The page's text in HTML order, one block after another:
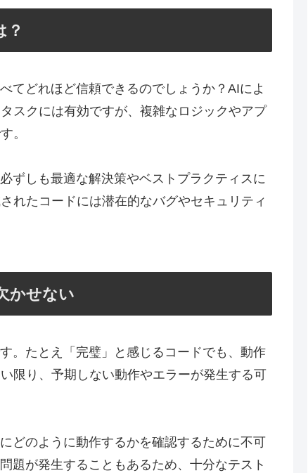
？
てどれほど信頼できるのでしょうか？AIによ
スクには有効ですが、複雑なロジックやアプ
。
ずしも最適な解決策やベストプラクティスに
れたコードには潜在的なバグやセキュリティ
かせない
。たとえ「完璧」と感じるコードでも、動作
限り、予期しない動作やエラーが発生する可
どのように動作するかを確認するために不可
題が発生することもあるため、十分なテスト